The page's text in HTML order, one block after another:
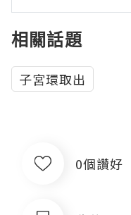
相關話題
子宮環取出
0個讚好